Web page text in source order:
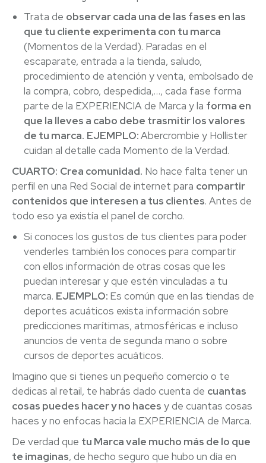
Trata de observar cada una de las fases en las
que tu cliente experimenta con tu marca
(Momentos de la Verdad). Paradas en el
escaparate, entrada a la tienda, saludo,
procedimiento de atención y venta, embolsado de
la compra, cobro, despedida,…, cada fase forma
parte de la EXPERIENCIA de Marca y la forma en
que la lleves a cabo debe trasmitir los valores
de tu marca. EJEMPLO:Abercrombie y Hollister
cuidan al detalle cada Momento de la Verdad.
CUARTO: Crea comunidad. No hace falta tener un
perfil en una Red Social de internet para compartir
contenidos que interesen a tus clientes. Antes de
todo eso ya existía el panel de corcho.
Si conoces los gustos de tus clientes para poder
venderles también los conoces para compartir
con ellos información de otras cosas que les
puedan interesar y que estén vinculadas a tu
marca. EJEMPLO: Es común que en las tiendas de
deportes acuáticos exista información sobre
predicciones marítimas, atmosféricas e incluso
anuncios de venta de segunda mano o sobre
cursos de deportes acuáticos.
Imagino que si tienes un pequeño comercio o te
dedicas al retail, te habrás dado cuenta de cuantas
cosas puedes hacer y no haces y de cuantas cosas
haces y no enfocas hacia la EXPERIENCIA de Marca.
De verdad que tu Marca vale mucho más de lo que
te imaginas, de hecho seguro que hubo un día en